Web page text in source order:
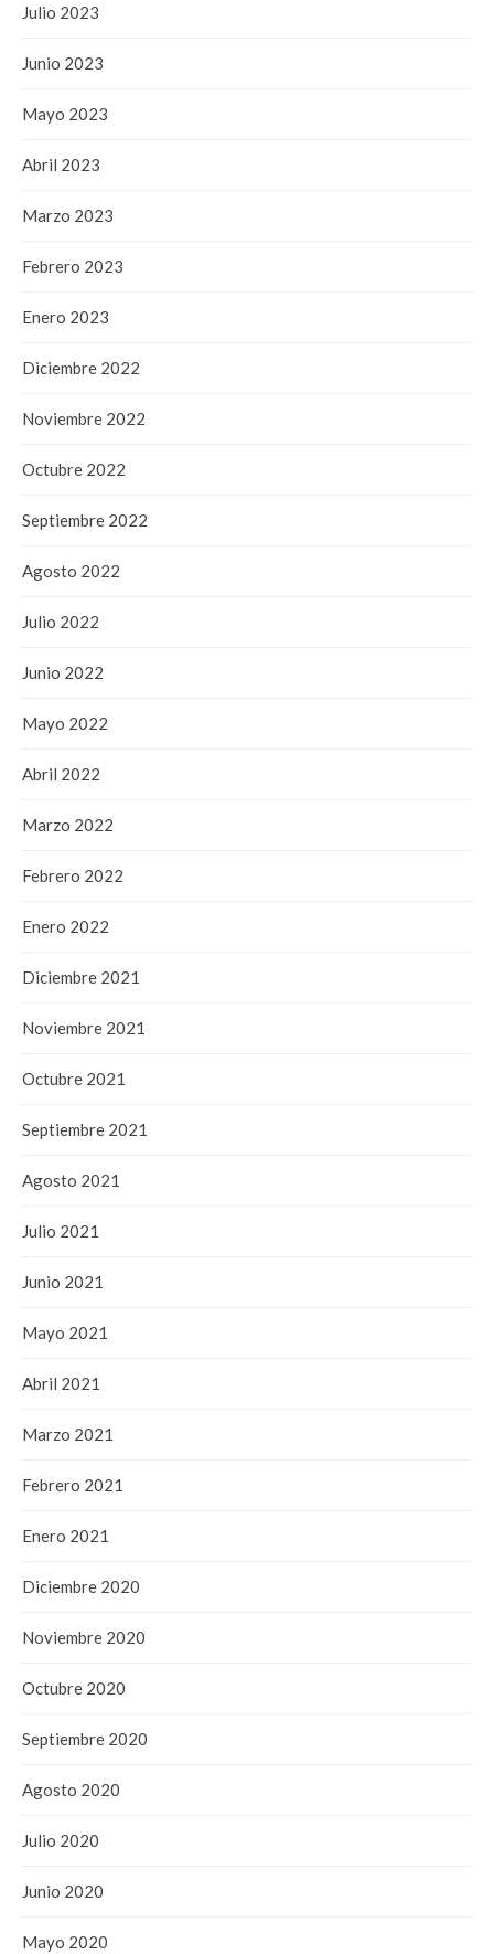
Julio 2023
Junio 2023
Mayo 2023
Abril 2023
Marzo 2023
Febrero 2023
Enero 2023
Diciembre 2022
Noviembre 2022
Octubre 2022
Septiembre 2022
Agosto 2022
Julio 2022
Junio 2022
Mayo 2022
Abril 2022
Marzo 2022
Febrero 2022
Enero 2022
Diciembre 2021
Noviembre 2021
Octubre 2021
Septiembre 2021
Agosto 2021
Julio 2021
Junio 2021
Mayo 2021
Abril 2021
Marzo 2021
Febrero 2021
Enero 2021
Diciembre 2020
Noviembre 2020
Octubre 2020
Septiembre 2020
Agosto 2020
Julio 2020
Junio 2020
Mayo 2020